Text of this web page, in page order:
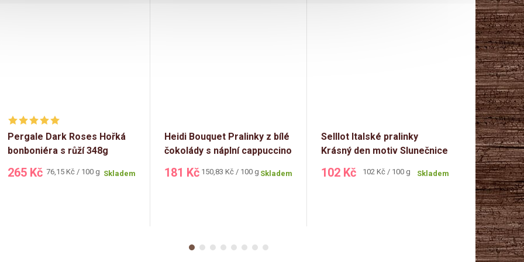
Pergale Dark Roses Hořká
bonboniéra s růží 348g
265 Kč Měrná
76,15 Kč / 100 g Skladem
Heidi Bouquet Pralinky z bílé
čokolády s náplní cappuccino
181 Kč Měrná
150,83 Kč / 100 g Skladem
Selllot Italské pralinky
Krásný den motiv Slunečnice
102 Kč
Měrná
102 Kč / 100 g Skladem
Selllot
pralinky
88 Kč